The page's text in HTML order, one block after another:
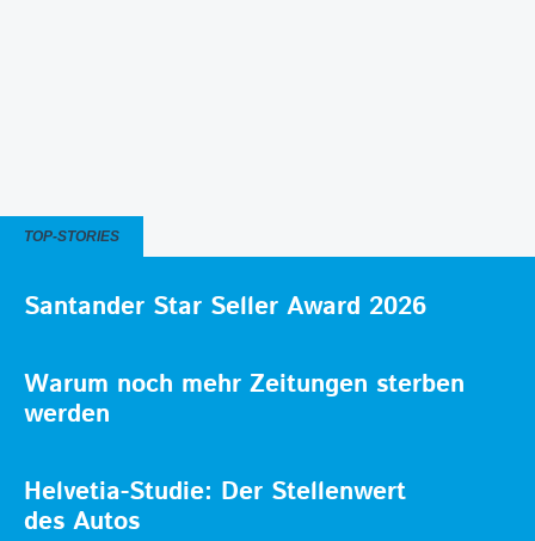
TOP-STORIES
Santander Star Seller Award 2026
Warum noch mehr Zeitungen sterben
werden
Helvetia-Studie: Der Stellenwert
des Autos